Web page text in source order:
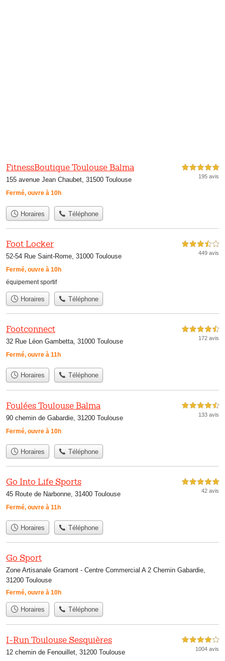
FitnessBoutique Toulouse Balma
155 avenue Jean Chaubet, 31500 Toulouse
Fermé, ouvre à 10h
5,0 étoiles sur 5
195 avis
Horaires Téléphone
Foot Locker
52-54 Rue Saint-Rome, 31000 Toulouse
Fermé, ouvre à 10h
3,5 étoiles sur 5
449 avis
équipement sportif
Horaires Téléphone
Footconnect
32 Rue Léon Gambetta, 31000 Toulouse
Fermé, ouvre à 11h
4,5 étoiles sur 5
172 avis
Horaires Téléphone
Foulées Toulouse Balma
90 chemin de Gabardie, 31200 Toulouse
Fermé, ouvre à 10h
4,5 étoiles sur 5
133 avis
Horaires Téléphone
Go Into Life Sports
45 Route de Narbonne, 31400 Toulouse
Fermé, ouvre à 11h
5,0 étoiles sur 5
42 avis
Horaires Téléphone
Go Sport
Zone Artisanale Gramont - Centre Commercial A 2 Chemin Gabardie,
31200 Toulouse
Fermé, ouvre à 10h
Horaires Téléphone
I-Run Toulouse Sesquières
12 chemin de Fenouillet, 31200 Toulouse
4,0 étoiles sur 5
1004 avis